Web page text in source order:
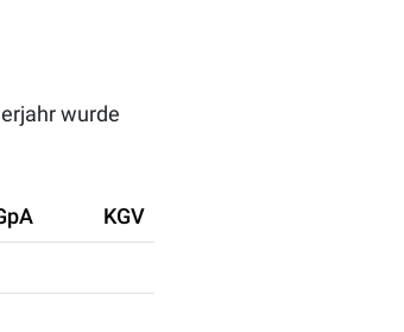
wurde
KGV